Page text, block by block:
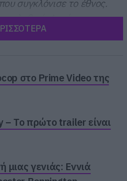
συγκλόνισε το έθνος.
αληθινό. Αυτό που
η πρόσφατα
στο Prime Video της
– Το πρώτο trailer είναι
γενιάς: Εννιά